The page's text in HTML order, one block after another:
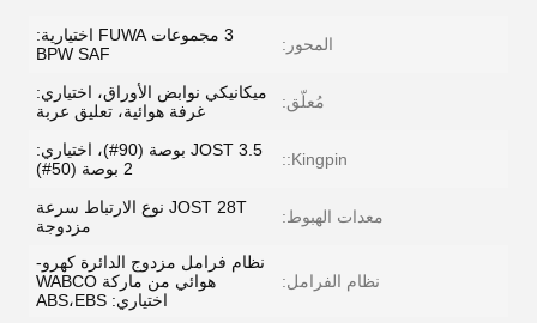
المحور:
3 مجموعات FUWA اختيارية:
BPW SAF
مُعلّق:
ميكانيكي نوابض الأوراق، اختياري:
غرفة هوائية، تعليق عربة
Kingpin::
JOST 3.5 بوصة (90#)، اختياري:
2 بوصة (50#)
معدات الهبوط:
JOST 28T نوع الارتباط سرعة
مزدوجة
نظام الفرامل:
نظام فرامل مزدوج الدائرة كهرو-
هوائي من ماركة WABCO
اختياري: ABS،EBS